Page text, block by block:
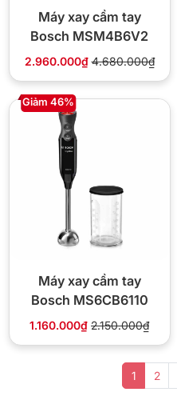
Máy xay cầm tay
Bosch MSM4B6V2
2.960.000₫ 4.680.000₫
Giảm 46%
Máy xay cầm tay
Bosch MS6CB6110
1.160.000₫ 2.150.000₫
1 2